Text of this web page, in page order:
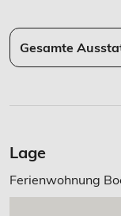
Gesamte
Lage
Ferienwohnung